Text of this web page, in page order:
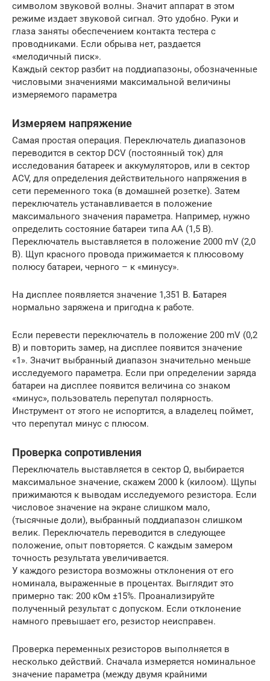
символом звуковой волны. Значит аппарат в этом
режиме издает звуковой сигнал. Это удобно. Руки и
глаза заняты обеспечением контакта тестера с
проводниками. Если обрыва нет, раздается
«мелодичный писк».
Каждый сектор разбит на поддиапазоны, обозначенные
числовыми значениями максимальной величины
измеряемого параметра
Измеряем напряжение
Самая простая операция. Переключатель диапазонов
переводится в сектор DCV (постоянный ток) для
исследования батареек и аккумуляторов, или в сектор
ACV, для определения действительного напряжения в
сети переменного тока (в домашней розетке). Затем
переключатель устанавливается в положение
максимального значения параметра. Например, нужно
определить состояние батареи типа АА (1,5 В).
Переключатель выставляется в положение 2000 mV (2,0
В). Щуп красного провода прижимается к плюсовому
полюсу батареи, черного – к «минусу».
На дисплее появляется значение 1,351 В. Батарея
нормально заряжена и пригодна к работе.
Если перевести переключатель в положение 200 mV (0,2
В) и повторить замер, на дисплее появится значение
«1». Значит выбранный диапазон значительно меньше
исследуемого параметра. Если при определении заряда
батареи на дисплее появится величина со знаком
«минус», пользователь перепутал полярность.
Инструмент от этого не испортится, а владелец поймет,
что перепутал минус с плюсом.
Проверка сопротивления
Переключатель выставляется в сектор Ω, выбирается
максимальное значение, скажем 2000 k (килоом). Щупы
прижимаются к выводам исследуемого резистора. Если
числовое значение на экране слишком мало,
(тысячные доли), выбранный поддиапазон слишком
велик. Переключатель переводится в следующее
положение, опыт повторяется. С каждым замером
точность результата увеличивается.
У каждого резистора возможны отклонения от его
номинала, выраженные в процентах. Выглядит это
примерно так: 200 кОм ±15%. Проанализируйте
полученный результат с допуском. Если отклонение
намного превышает его, резистор неисправен.
Проверка переменных резисторов выполняется в
несколько действий. Сначала измеряется номинальное
значение параметра (между двумя крайними